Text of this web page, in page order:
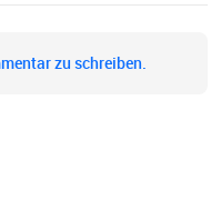
zu schreiben.